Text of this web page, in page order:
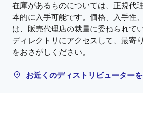
在庫があるものについては、正規代
本的に入手可能です。価格、入手性
は、販売代理店の裁量に委ねられて
ディレクトリにアクセスして、最寄
をおさがしください。
お近くのディストリビューター